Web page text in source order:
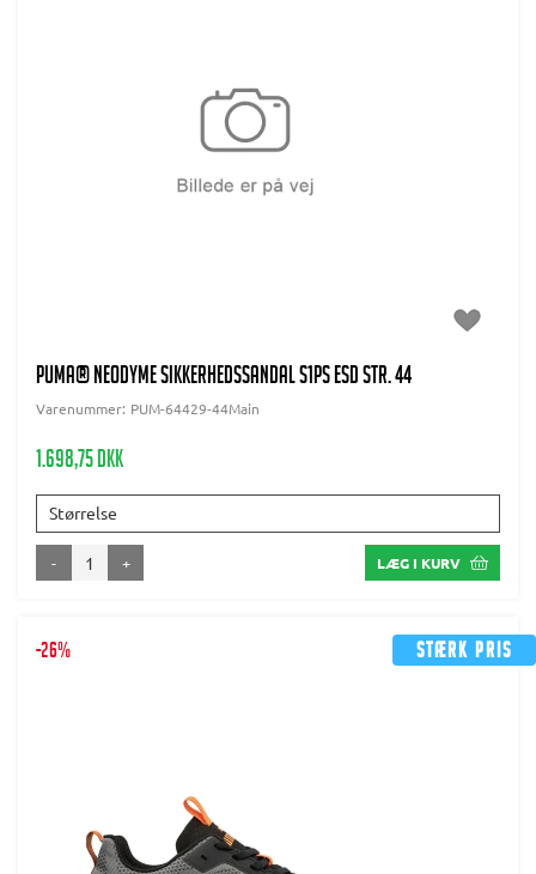
PUMA® Neodyme Sikkerhedssandal S1PS ESD Str. 44
Varenummer: PUM-64429-44Main
1.698,75 DKK
Størrelse
- + LÆG I KURV
Stærk pris
-26%